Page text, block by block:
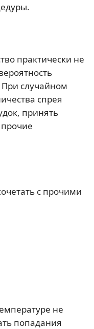
практически не
случайном
спрея
принять
с прочими
не
попадания